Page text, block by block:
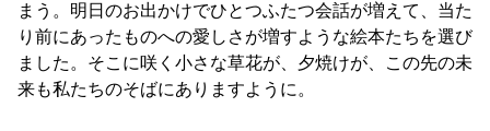
まう。明日のお出かけでひとつふたつ会話が増えて、当た
り前にあったものへの愛しさが増すような絵本たちを選び
ました。そこに咲く小さな草花が、夕焼けが、この先の未
来も私たちのそばにありますように。